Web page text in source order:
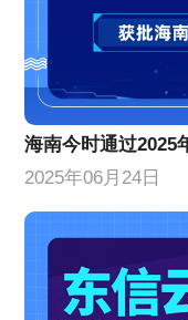
海南今时通过2025
2025年06月24日